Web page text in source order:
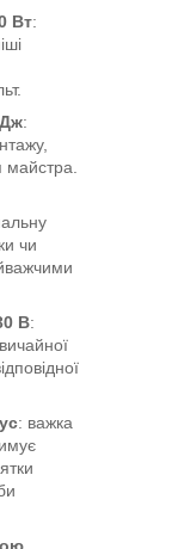
Вт:
:
чи
В:
: важка